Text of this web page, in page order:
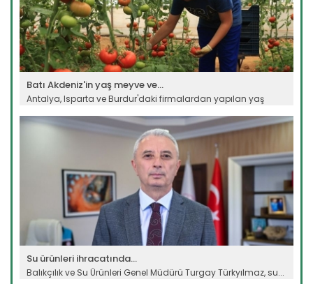
Batı Akdeniz'in yaş meyve ve...
Antalya, Isparta ve Burdur'daki firmalardan yapılan yaş
Devamını Oku ->
Su ürünleri ihracatında...
Balıkçılık ve Su Ürünleri Genel Müdürü Turgay Türkyılmaz, su...